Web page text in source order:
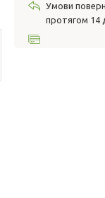
протягом 14